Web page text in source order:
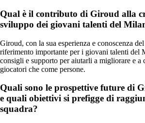
Qual è il contributo di Giroud alla
sviluppo dei giovani talenti del
Giroud, con la sua esperienza e conoscenza
riferimento importante per i giovani talenti del
consigli e supporto per aiutarli a migliorare e a
giocatori che come persone.
Quali sono le prospettive future di
e quali obiettivi si prefigge di
squadra?